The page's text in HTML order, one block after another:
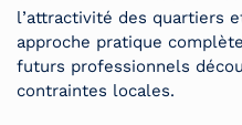
l’attractivité des quartiers
approche pratique
futurs professionnels
contraintes locales.